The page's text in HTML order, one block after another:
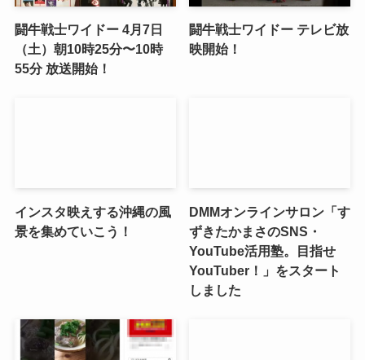
闘牛戦士ワイドー 4月7日
（土）朝10時25分〜10時
55分 放送開始！
闘牛戦士ワイドー テレビ放
映開始！
インスタ映えする沖縄の風
景を集めていこう！
DMMオンラインサロン「す
ずきたかまさのSNS・
YouTube活用塾。目指せ
YouTuber！」をスタート
しました